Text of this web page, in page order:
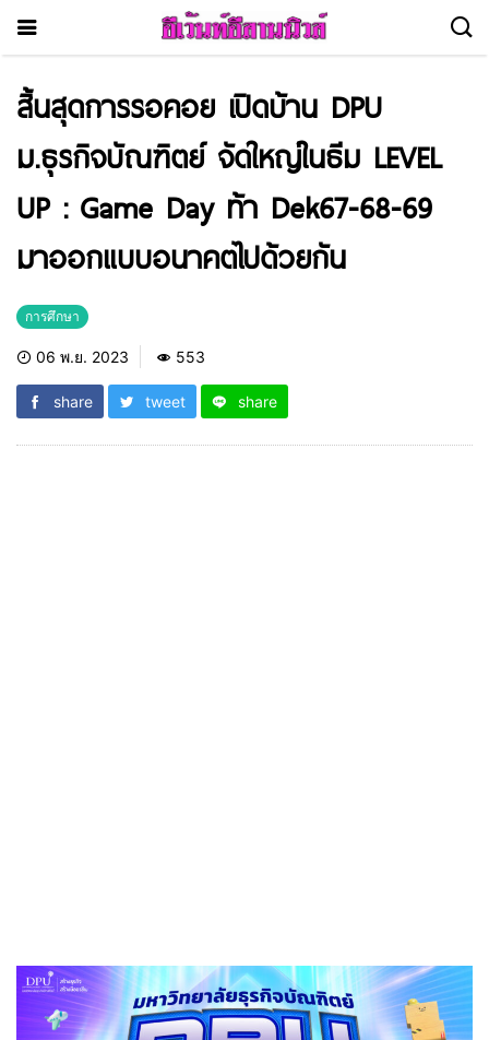
สิ้นสุดการรอคอย เปิดบ้าน DPU
ม.ธุรกิจบัณฑิตย์ จัดใหญ่ในธีม LEVEL
UP : Game Day ท้า Dek67-68-69
มาออกแบบอนาคตไปด้วยกัน
การศึกษา
06 พ.ย. 2023 553
share tweet share